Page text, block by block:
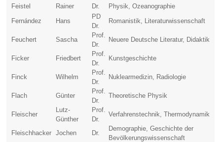
Feistel Rainer Dr.
Physik, Ozeanographie
Fernández
Hans
PD
Dr.
Romanistik, Literaturwissenschaft
Feuchert Sascha
Prof.
Dr.
Neuere Deutsche Literatur, Didaktik
Ficker Friedbert
Prof.
Dr.
Kunstgeschichte
Finck Wilhelm
Prof.
Dr.
Nuklearmedizin, Radiologie
Flach Günter
Prof.
Dr.
Theoretische Physik
Fleischer
Lutz-
Günther
Prof.
Dr.
Verfahrenstechnik, Thermodynamik
Fleischhacker Jochen Dr.
Demographie, Geschichte der
Bevölkerungswissenschaft